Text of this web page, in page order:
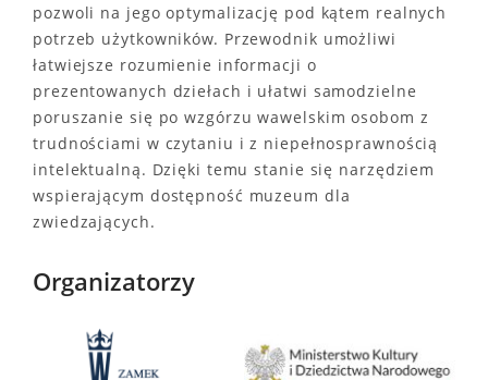
pozwoli na jego optymalizację pod kątem realnych
potrzeb użytkowników. Przewodnik umożliwi
łatwiejsze rozumienie informacji o
prezentowanych dziełach i ułatwi samodzielne
poruszanie się po wzgórzu wawelskim osobom z
trudnościami w czytaniu i z niepełnosprawnością
intelektualną. Dzięki temu stanie się narzędziem
wspierającym dostępność muzeum dla
zwiedzających.
Organizatorzy